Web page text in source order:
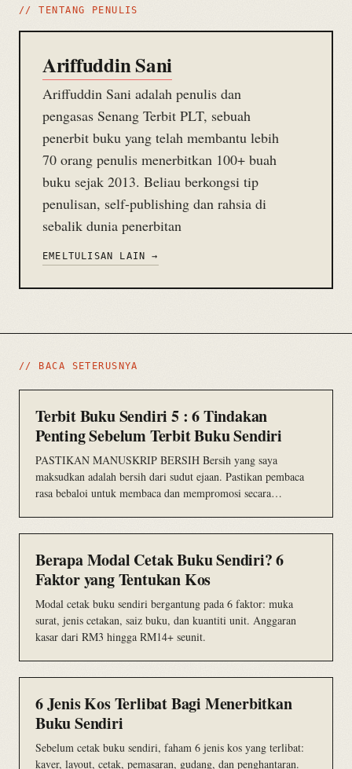
// TENTANG PENULIS
Ariffuddin Sani
Ariffuddin Sani adalah penulis dan
pengasas Senang Terbit PLT, sebuah
penerbit buku yang telah membantu lebih
70 orang penulis menerbitkan 100+ buah
buku sejak 2013. Beliau berkongsi tip
penulisan, self-publishing dan rahsia di
sebalik dunia penerbitan
EMELTULISAN LAIN →
// BACA SETERUSNYA
Terbit Buku Sendiri 5 : 6 Tindakan
Penting Sebelum Terbit Buku Sendiri
PASTIKAN MANUSKRIP BERSIH Bersih yang saya
maksudkan adalah bersih dari sudut ejaan. Pastikan pembaca
rasa bebaloi untuk membaca dan mempromosi secara
Berapa Modal Cetak Buku Sendiri? 6
Faktor yang Tentukan Kos
Modal cetak buku sendiri bergantung pada 6 faktor: muka
surat, jenis cetakan, saiz buku, dan kuantiti unit. Anggaran
kasar dari RM3 hingga RM14+ seunit.
6 Jenis Kos Terlibat Bagi Menerbitkan
Buku Sendiri
Sebelum cetak buku sendiri, faham 6 jenis kos yang terlibat:
kaver, layout, cetak, pemasaran, gudang, dan penghantaran.